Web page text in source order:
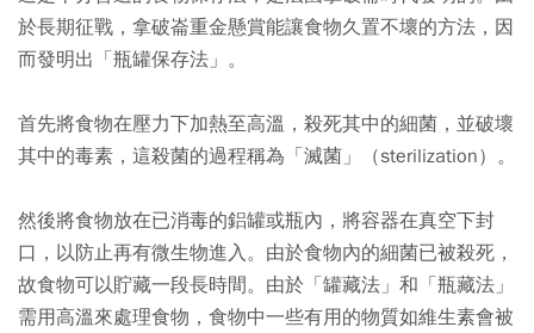
於長期征戰，拿破崙重金懸賞能讓食物久置不壞的方法，因
而發明出「瓶罐保存法」。
首先將食物在壓力下加熱至高溫，殺死其中的細菌，並破壞
其中的毒素，這殺菌的過程稱為「滅菌」（sterilization）。
然後將食物放在已消毒的鋁罐或瓶內，將容器在真空下封
口，以防止再有微生物進入。由於食物內的細菌已被殺死，
故食物可以貯藏一段長時間。由於「罐藏法」和「瓶藏法」
需用高溫來處理食物，食物中一些有用的物質如維生素會被